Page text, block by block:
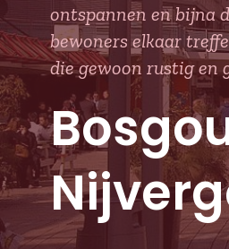
ontspannen en bijna
bewoners elkaar
die gewoon rustig en